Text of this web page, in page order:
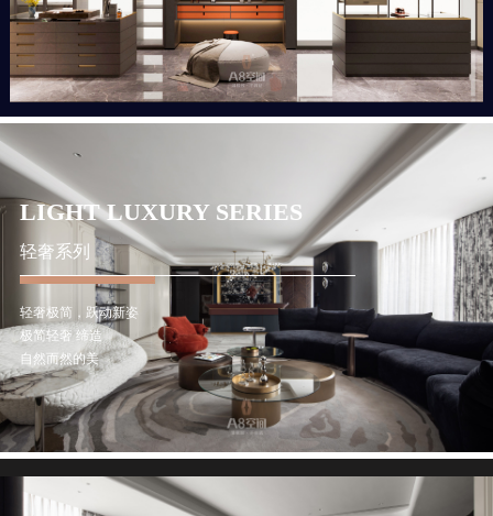
LIGHT LUXURY SERIES
轻奢系列
轻奢极简，跃动新姿
极简轻奢 缔造
自然而然的美